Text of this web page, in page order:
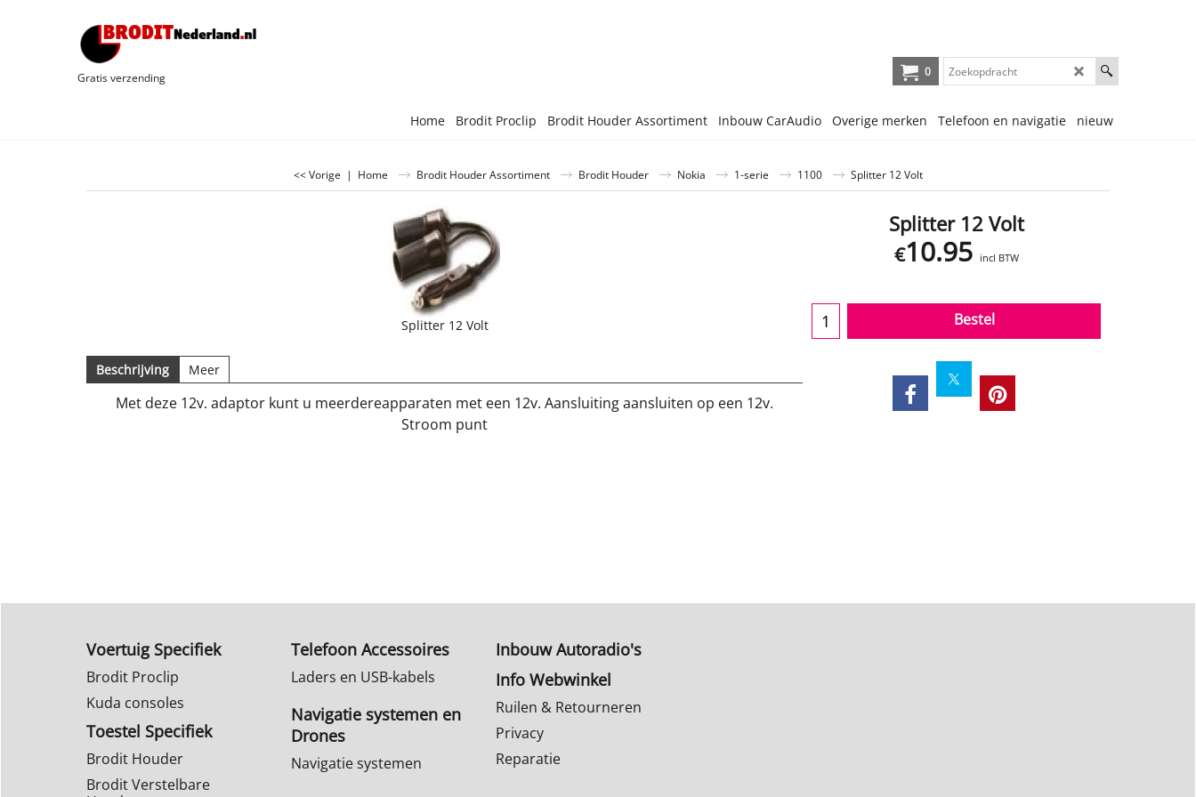
Gratis verzending 0
Home Brodit Proclip Brodit Houder Assortiment Inbouw CarAudio Overige merken Telefoon en navigatie nieuw
<< Vorige | Home Brodit Houder Assortiment Brodit Houder Nokia 1-serie 1100 Splitter 12 Volt
Splitter 12 Volt
Splitter 12 Volt
€10.95 incl BTW
Bestel
Beschrijving Meer
Met deze 12v. adaptor kunt u meerdereapparaten met een 12v. Aansluiting aansluiten op een 12v.
Stroom punt
Voertuig Specifiek
Brodit Proclip
Kuda consoles
Toestel Specifiek
Brodit Houder
Brodit Verstelbare
Telefoon Accessoires
Laders en USB-kabels
Navigatie systemen en
Drones
Navigatie systemen
Inbouw Autoradio's
Info Webwinkel
Ruilen & Retourneren
Privacy
Reparatie